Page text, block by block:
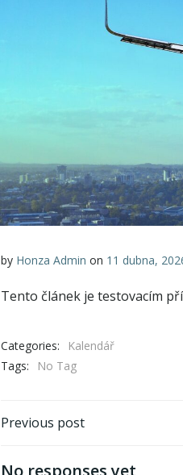
by Honza Admin on 11 dubna,
Tento článek je testovacím
Categories:
Kalendář
Tags:
No Tag
Post
Previous post
No responses yet